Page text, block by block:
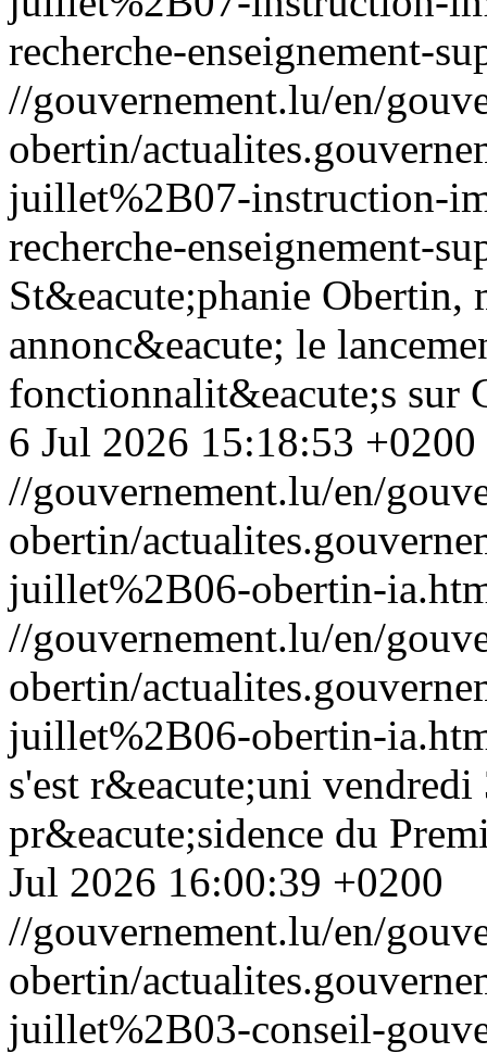
recherche-enseignement-
//gouvernement.lu/en/
obertin/
juillet%2B07-instruction-
recherche-enseignement-
St&eacute;phanie
annonc&eacute; le
fonctionnalit&eacute;s
6 Jul 2026 15:18:53 +0200
//gouvernement.lu/en/
obertin/
juillet%2B06-obertin-
//gouvernement.lu/en/
obertin/
juillet%2B06-obertin-
s'est r&eacute;uni
pr&eacute;sidence du
Jul 2026 16:00:39 +0200
//gouvernement.lu/en/
obertin/
juillet%2B03-conseil-